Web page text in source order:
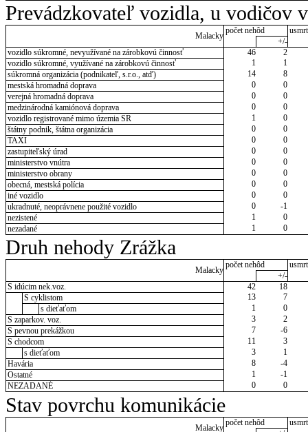
Prevádzkovateľ vozidla, u vodičov
Malacky
počet nehôd
+/-
vozidlo súkromné, nevyužívané na zárobkovú činnosť
46
2
vozidlo súkromné, využívané na zárobkovú činnosť
1
1
súkromná organizácia (podnikateľ, s.r.o., atď)
14
8
mestská hromadná doprava
0
0
verejná hromadná doprava
0
0
medzinárodná kamiónová doprava
0
0
vozidlo registrované mimo územia SR
1
0
štátny podnik, štátna organizácia
0
0
TAXI
0
0
zastupiteľský úrad
0
0
ministerstvo vnútra
0
0
ministerstvo obrany
0
0
obecná, mestská polícia
0
0
iné vozidlo
0
0
ukradnuté, neoprávnene použité vozidlo
0
-1
nezistené
1
0
nezadané
1 0
Druh nehody Zrážka
Malacky
počet nehôd
+/-
S idúcim nek.voz.
42
18
S cyklistom
13
7
s dieťaťom
1
0
S zaparkov. voz.
3
2
S pevnou prekážkou
7
-6
S chodcom
11
3
s dieťaťom
3
1
Havária
8
-4
Ostatné
1
-1
NEZADANÉ
0 0
Stav povrchu komunikácie
Malacky
počet nehôd